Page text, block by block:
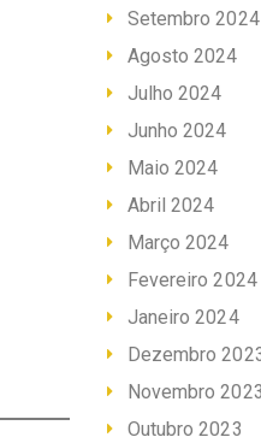
Setembro 2024
Agosto 2024
Julho 2024
Junho 2024
Maio 2024
Abril 2024
Março 2024
Fevereiro 2024
Janeiro 2024
Dezembro
Novembro 2023
Outubro 2023